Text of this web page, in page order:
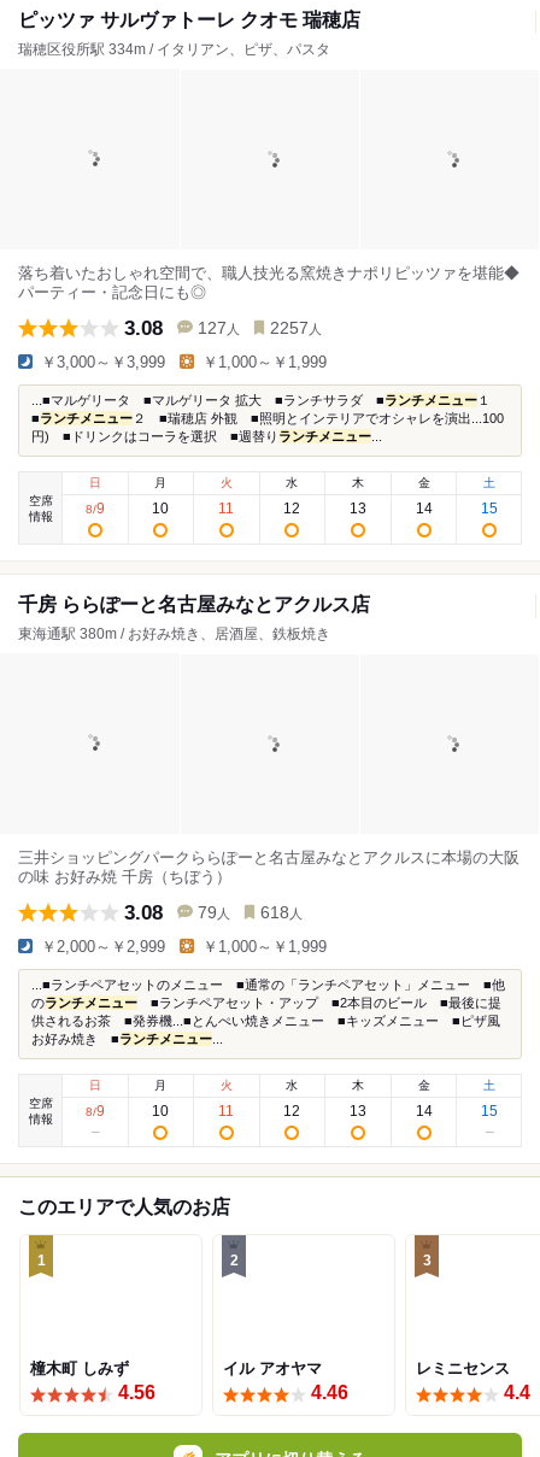
ピッツァ サルヴァトーレ クオモ 瑞穂店
瑞穂区役所駅 334m / イタリアン、ピザ、パスタ
落ち着いたおしゃれ空間で、職人技光る窯焼きナポリピッツァを堪能◆
パーティー・記念日にも◎
3.08 127 人 2257 人
￥3,000～￥3,999 ￥1,000～￥1,999
...■マルゲリータ ■マルゲリータ 拡大 ■ランチサラダ ■ランチメニュー １
■ランチメニュー ２ ■瑞穂店 外観 ■照明とインテリアでオシャレを演出...100
円) ■ドリンクはコーラを選択 ■週替り ランチメニュー
空席
情報
日
8/9
月
10
火
11
水
12
木
13
金
14
土
15
千房 ららぽーと名古屋みなとアクルス店
東海通駅 380m / お好み焼き、居酒屋、鉄板焼き
三井ショッピングパークららぽーと名古屋みなとアクルスに本場の大阪
の味 お好み焼 千房（ちぼう）
3.08 79 人 618 人
￥2,000～￥2,999 ￥1,000～￥1,999
...■ランチペアセットのメニュー ■通常の「ランチペアセット」メニュー ■他
のランチメニュー ■ランチペアセット・アップ ■2本目のビール ■最後に提
供されるお茶 ■発券機...■とんぺい焼きメニュー ■キッズメニュー ■ピザ風
お好み焼き ■ランチメニュー
空席
情報
日
8/9
月
10
火
11
水
12
木
13
金
14
土
15
このエリアで人気のお店
1
橦木町 しみず
4.56
2
イル アオヤマ
4.46
3
レミニセンス
4.4